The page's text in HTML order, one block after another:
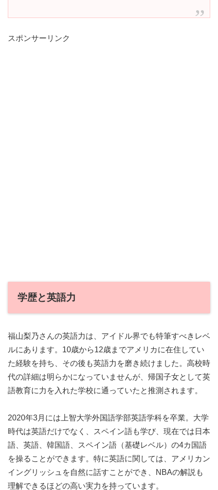
スポンサーリンク
学歴と英語力
福山梨乃さんの英語力は、アイドル界でも特筆すべきレベ
ルにあります。10歳から12歳までアメリカに在住してい
た経験を持ち、その後も英語力を磨き続けました。高校時
代の詳細は明らかになっていませんが、帰国子女として英
語教育に力を入れた学校に通っていたと推測されます。
2020年3月には上智大学外国語学部英語学科を卒業。大学
時代は英語だけでなく、スペイン語も学び、現在では日本
語、英語、韓国語、スペイン語（基礎レベル）の4カ国語
を操ることができます。特に英語に関しては、アメリカン
イングリッシュを自然に話すことができ、NBAの解説も
理解できるほどの高い実力を持っています。